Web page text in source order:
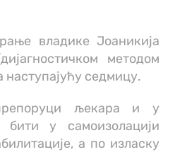
владике Јоаникија
методом
наступајућу седмицу.
љекара и у
у самоизолацији
а по изласку